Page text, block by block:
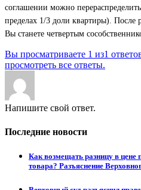
соглашении можно
пределах 1/3 доли квартиры). После
Вы станете четвертым
Вы просматриваете 1 из1
просмотреть все ответы.
Напишите свой ответ.
Последние новости
Как возмещать разницу в цене
товара? Разъяснение